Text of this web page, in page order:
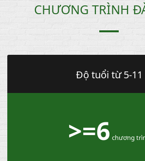
CHƯƠNG TRÌNH
Độ tuổi từ 5-11
>=6 chương